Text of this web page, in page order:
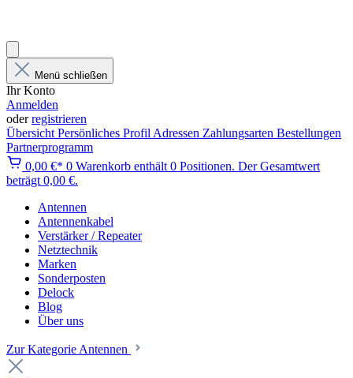
Menü schließen
Ihr Konto
Anmelden
oderregistrieren
Übersicht Persönliches Profil Adressen Zahlungsarten Bestellungen
Partnerprogramm
0,00 €* 0 Warenkorb enthält 0 Positionen. Der Gesamtwert
beträgt 0,00 €.
Antennen
Antennenkabel
Verstärker / Repeater
Netztechnik
Marken
Sonderposten
Delock
Blog
Über uns
Zur Kategorie Antennen